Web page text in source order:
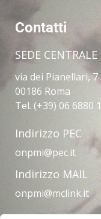
Contatti
SEDE CENTRALE
via dei Pianellari, 7
00186 Roma
Tel. (+39) 06 6880
Indirizzo PEC
onpmi@pec.it
Indirizzo MAIL
onpmi@mclink.it